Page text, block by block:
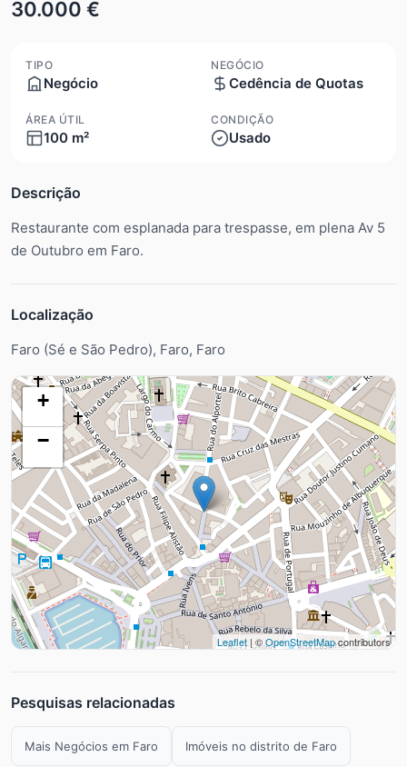
30.000 €
TIPO
Negócio
NEGÓCIO
Cedência de Quotas
ÁREA ÚTIL
100 m²
CONDIÇÃO
Usado
Descrição
Restaurante com esplanada para trespasse, em plena Av 5
de Outubro em Faro.
Localização
Faro (Sé e São Pedro), Faro, Faro
+
−
Leaflet| ©OpenStreetMapcontributors
Pesquisas relacionadas
Mais Negócios em Faro Imóveis no distrito de Faro